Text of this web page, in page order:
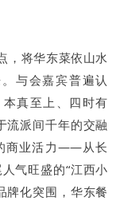
，将华东菜依山水
与会嘉宾普遍认
真至上、四时有
流派间千年的交融
商业活力——从长
气旺盛的“江西小
牌化突围，华东餐